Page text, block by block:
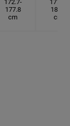
177.8
cm
182.9
cm